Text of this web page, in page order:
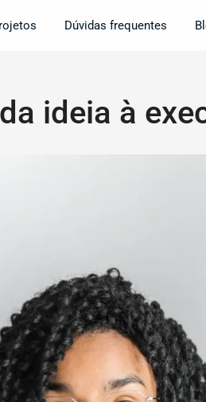
Dúvidas frequentes
ideia à